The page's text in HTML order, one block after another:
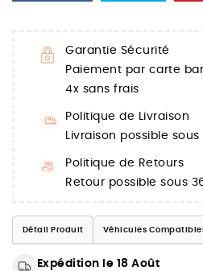
Garantie Sécurité
Paiement par carte
4x sans frais
Politique de Livraison
Livraison possible sous
Politique de Retours
Retour possible sous
Détail Produit Véhicules
Expédition le 18 Août